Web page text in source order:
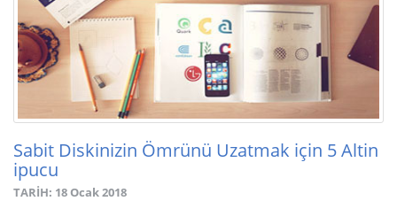
Sabit Diskinizin Ömrünü Uzatmak için 5 Altin
ipucu
TARİH: 18 Ocak 2018